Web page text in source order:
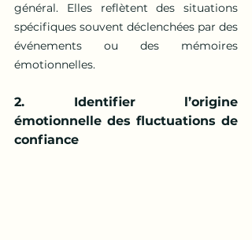
général. Elles reflètent des situations
spécifiques souvent déclenchées par des
événements ou des mémoires
émotionnelles.
2. Identifier l’origine
émotionnelle des fluctuations de
confiance